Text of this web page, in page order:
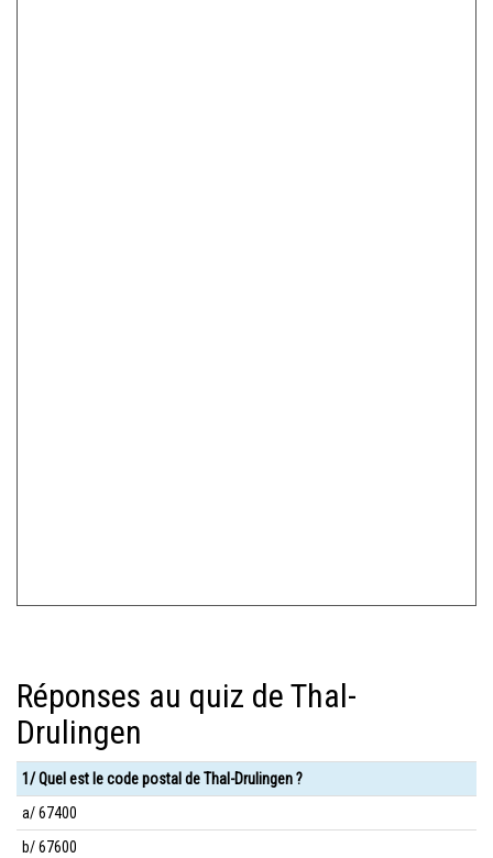
Réponses au quiz de Thal-
Drulingen
1/ Quel est le code postal de Thal-Drulingen ?
a/ 67400
b/ 67600